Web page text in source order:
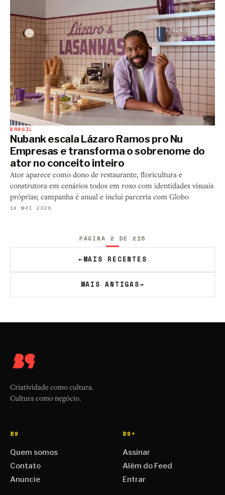
BRASIL
Nubank escala Lázaro Ramos pro Nu
Empresas e transforma o sobrenome do
ator no conceito inteiro
Ator aparece como dono de restaurante, floricultura e
construtora em cenários todos em roxo com identidades visuais
próprias; campanha é anual e inclui parceria com Globo
14 MAI 2026
←MAIS RECENTES
PÁGINA 2 DE 215
MAIS ANTIGAS→
Criatividade como cultura.
Cultura como negócio.
B9
Quem somos
Contato
Anuncie
B9+
Assinar
Além do Feed
Entrar